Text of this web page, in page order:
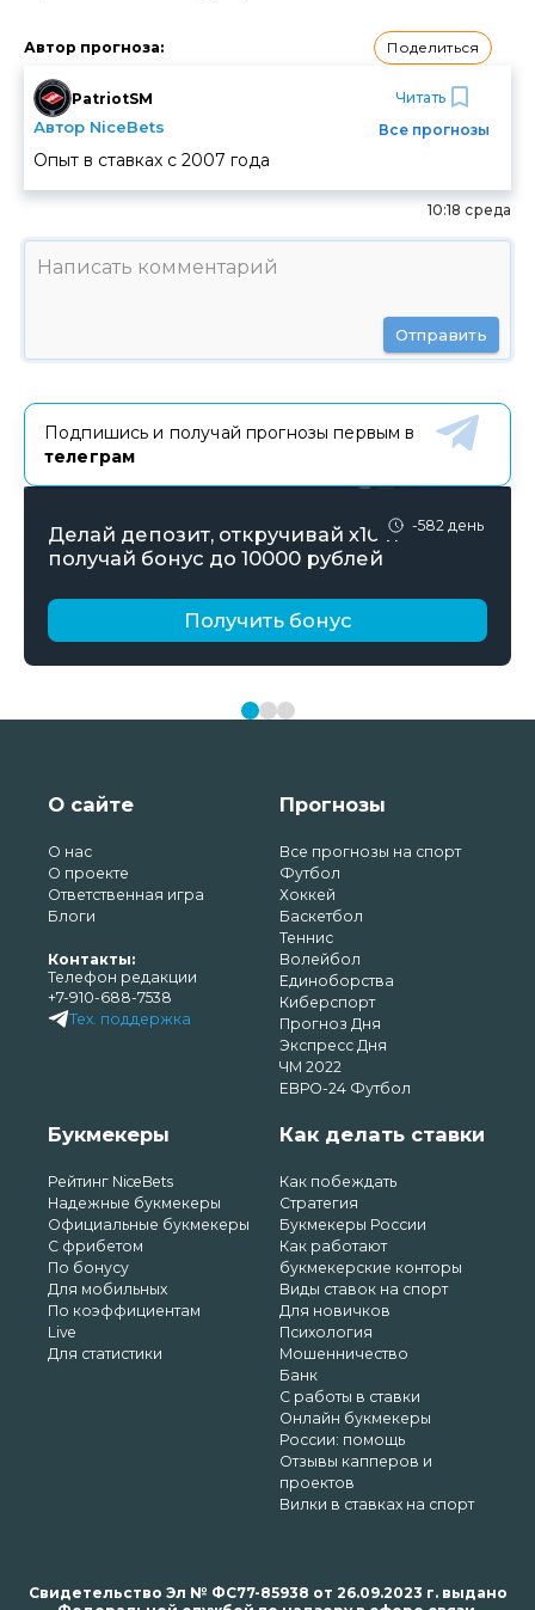
Автор прогноза: Поделиться
PatriotSM
Автор NiceBets
Читать
Все прогнозы
Опыт в ставках с 2007 года
10:18 среда
Отправить
Подпишись и получай прогнозы первым в
телеграм
-582 день
Делай депозит, откручивай х10 и
получай бонус до 10000 рублей
Получить бонус
О сайте
О нас
О проекте
Ответственная игра
Блоги
Контакты:
Телефон редакции
+7-910-688-7538
Тех. поддержка
Прогнозы
Все прогнозы на спорт
Футбол
Хоккей
Баскетбол
Теннис
Волейбол
Единоборства
Киберспорт
Прогноз Дня
Экспресс Дня
ЧМ 2022
ЕВРО-24 Футбол
Букмекеры
Рейтинг NiceBets
Надежные букмекеры
Официальные букмекеры
С фрибетом
По бонусу
Для мобильных
По коэффициентам
Live
Для статистики
Как делать ставки
Как побеждать
Стратегия
Букмекеры России
Как работают
букмекерские конторы
Виды ставок на спорт
Для новичков
Психология
Мошенничество
Банк
С работы в ставки
Онлайн букмекеры
России: помощь
Отзывы капперов и
проектов
Вилки в ставках на спорт
Свидетельство Эл № ФС77-85938 от 26.09.2023 г. выдано